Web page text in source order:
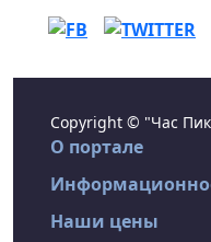
Copyright © "Час
О портале
Наши цены